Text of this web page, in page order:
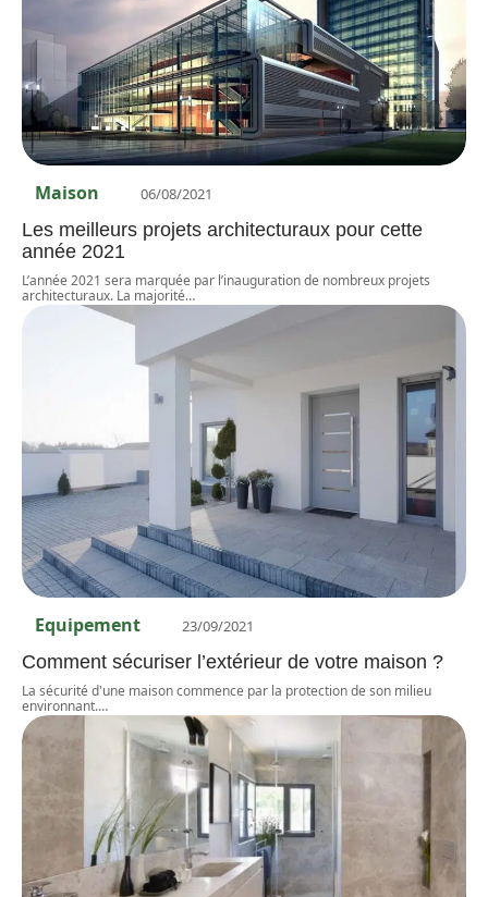
Maison 06/08/2021
Les meilleurs projets architecturaux pour cette
année 2021
L’année 2021 sera marquée par l’inauguration de nombreux projets
architecturaux. La majorité…
Equipement 23/09/2021
Comment sécuriser l’extérieur de votre maison ?
La sécurité d'une maison commence par la protection de son milieu
environnant.…